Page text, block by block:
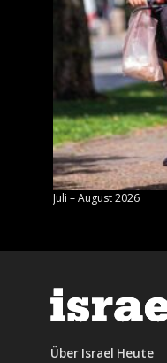
Juli – August 2026
Über Israel Heute